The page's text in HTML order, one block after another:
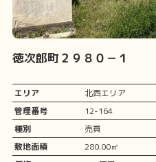
徳次郎町２９８０－１
エリア
北西エリア
管理番号
12-164
種別
売買
敷地面積
280.00㎡